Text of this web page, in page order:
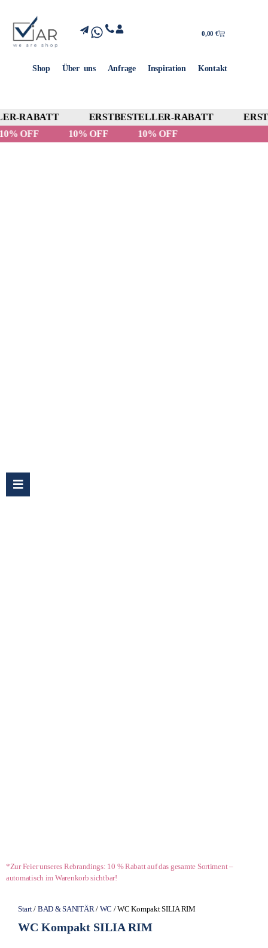
0,00 €
Shop Über uns Anfrage Inspiration Kontakt
RABATT ERSTBESTELLER-RABATT
10% OFF
10% OFF 10% OFF
*Zur Feier unseres Rebrandings: 10 % Rabatt auf das gesamte Sortiment –
automatisch im Warenkorb sichtbar!
Start/ BAD & SANITÄR / WC / WC Kompakt SILIA RIM
WC Kompakt SILIA RIM